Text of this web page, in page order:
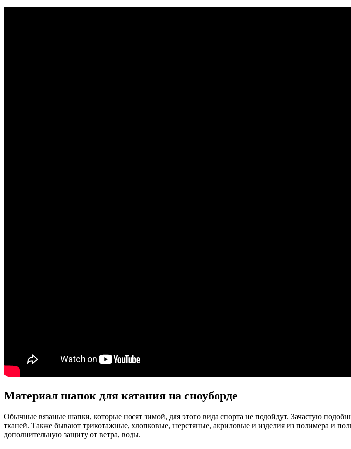
Материал шапок для катания на сноуборде
Обычные вязаные шапки, которые носят зимой, для этого вида спорта не подойдут. Зачастую
тканей. Также бывают трикотажные, хлопковые, шерстяные, акриловые и изделия из полимера и
дополнительную защиту от ветра, воды.